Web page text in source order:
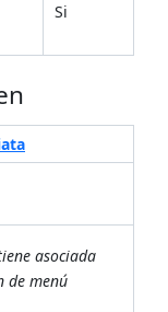
Si
asociada
de menú